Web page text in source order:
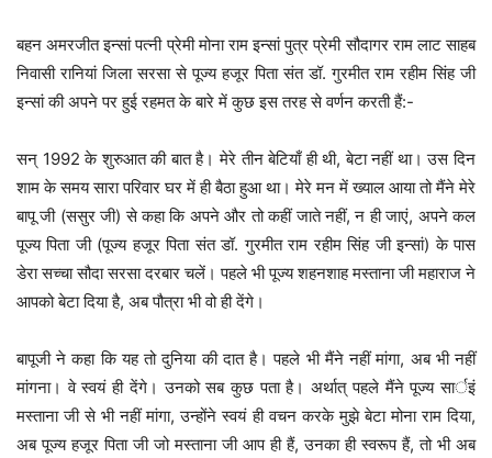
बहन अमरजीत इन्सां पत्नी प्रेमी मोना राम इन्सां पुत्र प्रेमी सौदागर राम लाट साहब
निवासी रानियां जिला सरसा से पूज्य हजूर पिता संत डॉ. गुरमीत राम रहीम सिंह जी
इन्सां की अपने पर हुई रहमत के बारे में कुछ इस तरह से वर्णन करती हैं:-
सन् 1992 के शुरुआत की बात है। मेरे तीन बेटियाँ ही थी, बेटा नहीं था। उस दिन
शाम के समय सारा परिवार घर में ही बैठा हुआ था। मेरे मन में ख्याल आया तो मैंने मेरे
बापू जी (ससुर जी) से कहा कि अपने और तो कहीं जाते नहीं, न ही जाएं, अपने कल
पूज्य पिता जी (पूज्य हजूर पिता संत डॉ. गुरमीत राम रहीम सिंह जी इन्सां) के पास
डेरा सच्चा सौदा सरसा दरबार चलें। पहले भी पूज्य शहनशाह मस्ताना जी महाराज ने
आपको बेटा दिया है, अब पौत्रा भी वो ही देंगे।
बापूजी ने कहा कि यह तो दुनिया की दात है। पहले भी मैंने नहीं मांगा, अब भी नहीं
मांगना। वे स्वयं ही देंगे। उनको सब कुछ पता है। अर्थात् पहले मैंने पूज्य सार्इं
मस्ताना जी से भी नहीं मांगा, उन्होंने स्वयं ही वचन करके मुझे बेटा मोना राम दिया,
अब पूज्य हजूर पिता जी जो मस्ताना जी आप ही हैं, उनका ही स्वरूप हैं, तो भी अब